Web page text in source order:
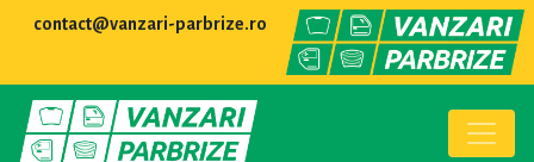
contact@vanzari-parbrize.ro